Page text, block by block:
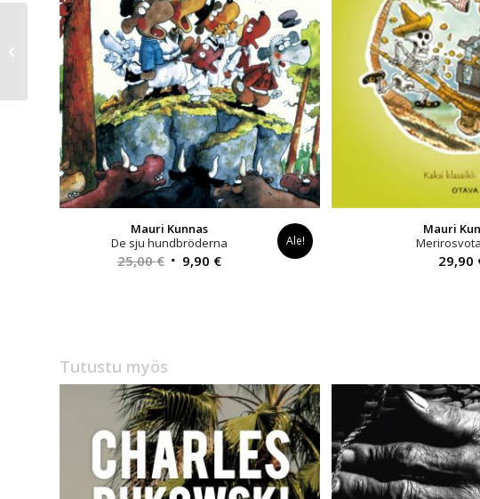
Mauri Kunnas
De sju hundbröderna
25,00€ Alkuperäinen
9,90 €Nykyinen
Ale!
Mauri
29,90
Tutustu myös
Jenni Tuominen,
Jukka Pylväs
Jengi siististi sotkussa